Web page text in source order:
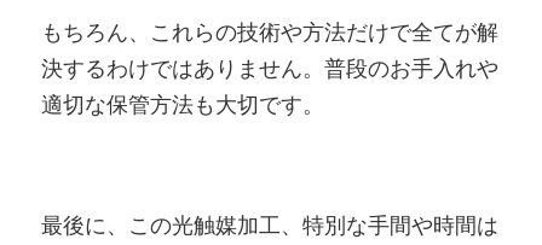
もちろん、これらの技術や方法だけで全てが解
決するわけではありません。普段のお手入れや
適切な保管方法も大切です。
最後に、この光触媒加工、特別な手間や時間は